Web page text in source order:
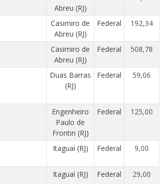
Abreu (RJ)
Casimiro de
Abreu (RJ)
Federal 192,34
Casimiro de
Abreu (RJ)
Federal 508,78
Duas Barras
(RJ)
Federal 59,06
Engenheiro
Paulo de
Frontin (RJ)
Federal 125,00
Itaguaí (RJ) Federal 9,00
Itaguaí (RJ) Federal 29,00